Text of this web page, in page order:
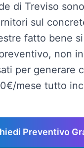
di Treviso
sul
fatto bene
non
per generare
mese tutto
Preventivo